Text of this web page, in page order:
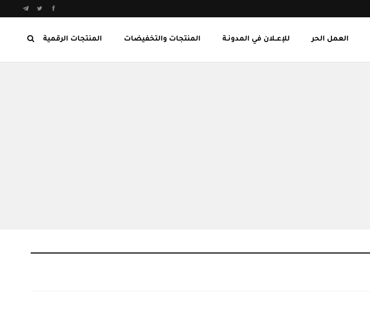
المنتجات الرقمية المنتجات والتخفيضات للإعــلان في المدونـة العمل الحر